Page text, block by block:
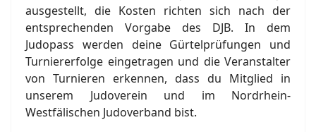
ausgestellt, die Kosten richten sich nach der
entsprechenden Vorgabe des DJB. In dem
Judopass werden deine Gürtelprüfungen und
Turniererfolge eingetragen und die Veranstalter
von Turnieren erkennen, dass du Mitglied in
unserem Judoverein und im Nordrhein-
Westfälischen Judoverband bist.